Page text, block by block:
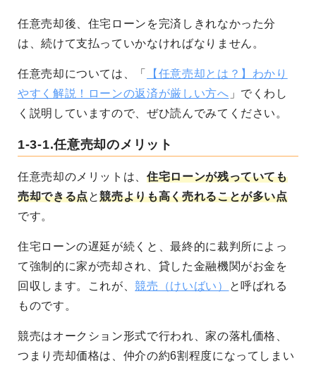
任意売却後、住宅ローンを完済しきれなかった分
は、続けて支払っていかなければなりません。
任意売却については、「
【任意売却とは？】わかり
やすく解説！ローンの返済が厳しい方へ 」でくわし
く説明していますので、ぜひ読んでみてください。
1-3-1.任意売却のメリット
任意売却のメリットは、住宅ローンが残っていても
売却できる点と競売よりも高く売れることが多い点
です。
住宅ローンの遅延が続くと、最終的に裁判所によっ
て強制的に家が売却され、貸した金融機関がお金を
回収します。これが、競売（けいばい）
と呼ばれる
ものです。
競売はオークション形式で行われ、家の落札価格、
つまり売却価格は、仲介の約6割程度になってしまい